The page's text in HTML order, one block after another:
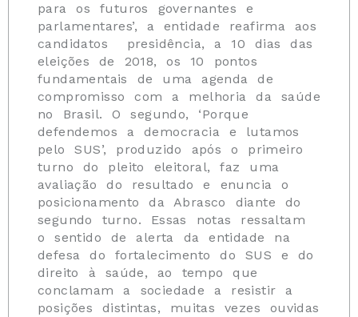
para os futuros governantes e
parlamentares’, a entidade reafirma aos
candidatos presidência, a 10 dias das
eleições de 2018, os 10 pontos
fundamentais de uma agenda de
compromisso com a melhoria da saúde
no Brasil. O segundo, ‘Porque
defendemos a democracia e lutamos
pelo SUS’, produzido após o primeiro
turno do pleito eleitoral, faz uma
avaliação do resultado e enuncia o
posicionamento da Abrasco diante do
segundo turno. Essas notas ressaltam
o sentido de alerta da entidade na
defesa do fortalecimento do SUS e do
direito à saúde, ao tempo que
conclamam a sociedade a resistir a
posições distintas, muitas vezes ouvidas